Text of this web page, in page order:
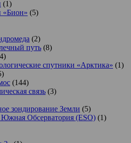
(1)
«Бион» (5)
(2)
путь (8)
спутники «Арктика» (1)
(144)
связь (3)
зондирование Земли (5)
Южная Обсерватория (ESO) (1)